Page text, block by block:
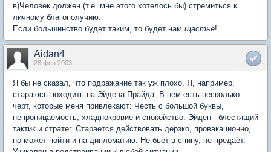
в)Человек должен (т.е. мне этого хотелось бы) стремиться к
личному благополучию.
Если большинство будет таким, то будет нам щастье!...
Aidan4
28 фев 2003
Я бы не сказал, что подражание так уж плохо. Я, например,
стараюсь походить на Эйдена Прайда. В нём есть несколько
черт, которые меня привлекают: Честь с большой буквы,
непроницаемость, хладнокровие и спокойство. Эйден - блестящий
тактик и стратег. Старается действовать дерзко, провакационно,
но может пойти и на дипломатию. Не бьёт в спину, не предаёт.